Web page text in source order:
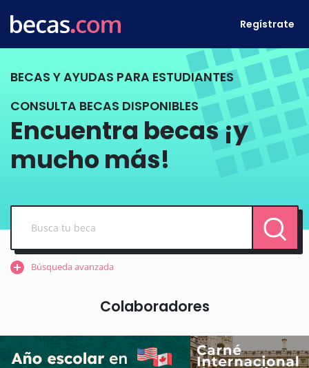
Regístrate
BECAS Y AYUDAS PARA ESTUDIANTES
CONSULTA BECAS DISPONIBLES
Encuentra becas ¡y
mucho más!
Búsqueda avanzada
Colaboradores